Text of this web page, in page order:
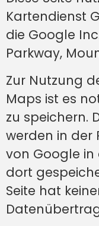
Kartendienst
die Google
Parkway,
Zur Nutzung
Maps ist es
zu speichern.
werden in der
von Google in
dort
Seite hat